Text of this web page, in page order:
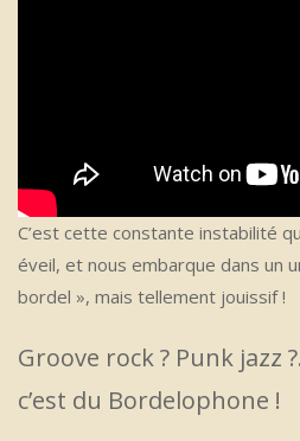
C’est cette constante instabilité
éveil, et nous embarque dans un
bordel », mais tellement jouissif !
Groove rock ? Punk jazz
c’est du Bordelophone !